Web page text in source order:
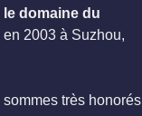
le domaine du
2003 à Suzhou,
très honorés